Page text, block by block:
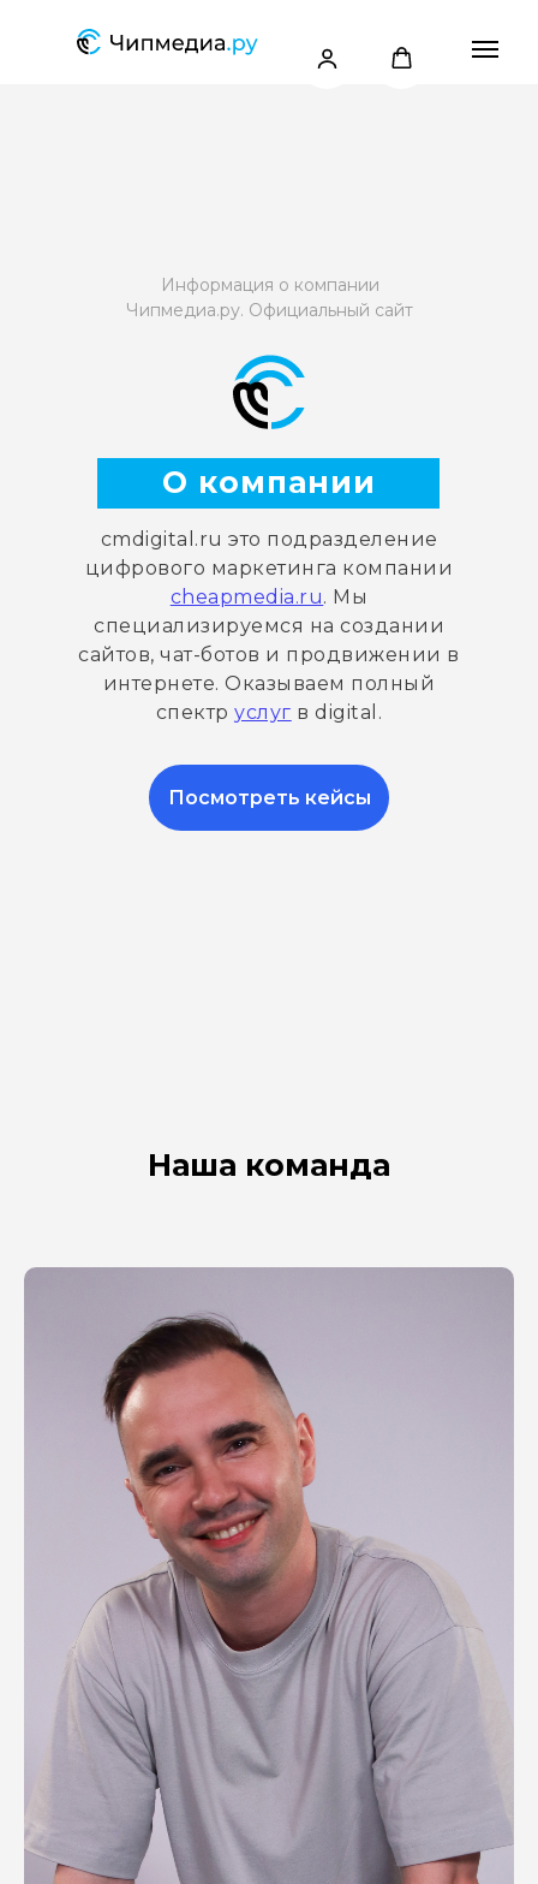
О компании
cmdigital.ru это подразделение
цифрового маркетинга компании
cheapmedia.ru. Мы
специализируемся на создании
сайтов, чат-ботов и продвижении в
интернете. Оказываем полный
спектруслуг в digital.
Посмотреть кейсы
Информация о компании
Чипмедиа.ру. Официальный сайт
Наша команда